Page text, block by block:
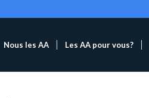
Nous les AA Les AA pour vous?